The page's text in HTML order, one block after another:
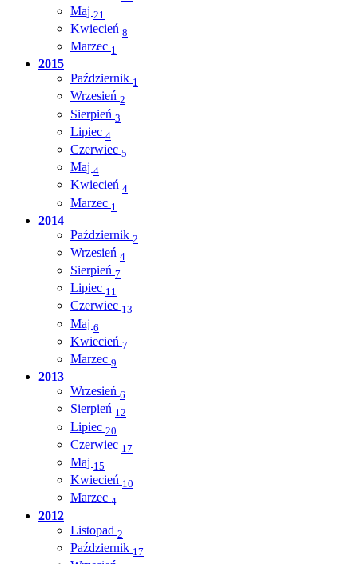
Maj 21
Kwiecień 8
Marzec 1
2015
Październik 1
Wrzesień 2
Sierpień 3
Lipiec 4
Czerwiec 5
Maj 4
Kwiecień 4
Marzec 1
2014
Październik 2
Wrzesień 4
Sierpień 7
Lipiec 11
Czerwiec 13
Maj 6
Kwiecień 7
Marzec 9
2013
Wrzesień 6
Sierpień 12
Lipiec 20
Czerwiec 17
Maj 15
Kwiecień 10
Marzec 4
2012
Listopad 2
Październik 17